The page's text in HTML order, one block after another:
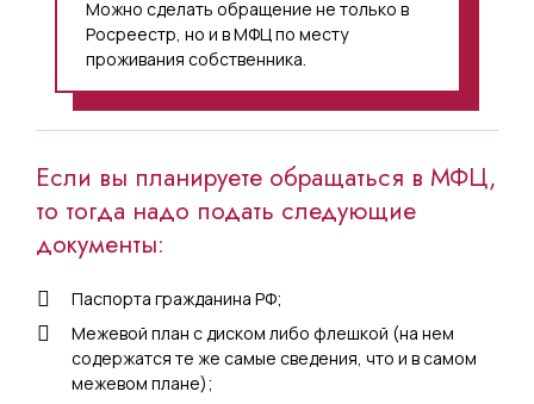
Можно сделать обращение не только в
Росреестр, но и в МФЦ по месту
проживания собственника.
Если вы планируете обращаться в МФЦ,
то тогда надо подать следующие
документы:
Паспорта гражданина РФ;
Межевой план с диском либо флешкой (на нем
содержатся те же самые сведения, что и в самом
межевом плане);